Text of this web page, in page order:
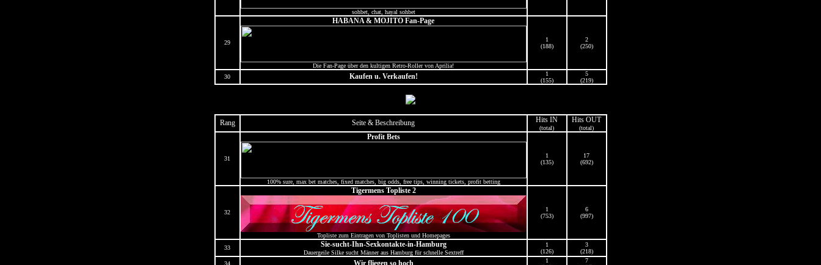
sohbet, chat, hayal sohbet
29
HABANA & MOJITO Fan-Page
Die Fan-Page über den kultigen Retro-Roller von Aprilia!
1
(188)
2
(250)
30 Kaufen u. Verkaufen!
1
(155)
5
(219)
Rang Seite & Beschreibung Hits IN
(total)
Hits OUT
(total)
31
Profit Bets
100% sure, max bet matches, fixed matches, big odds, free tips, winning tickets, profit betting
1
(135)
17
(692)
32
Tigermens Topliste 2
Topliste zum Eintragen von Toplisten und Homepages
1
(753)
6
(997)
33 Sie-sucht-Ihn-Sexkontakte-in-Hamburg
Dauergeile Silke sucht Männer aus Hamburg für schnelle Sextreff
1
(126)
3
(218)
34
Wir fliegen so hoch
1
7